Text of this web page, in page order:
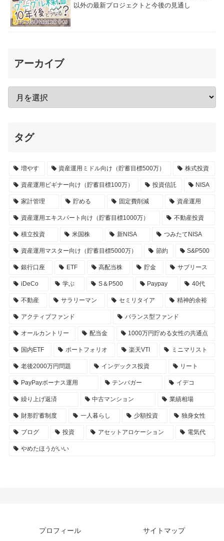
以外の最新プロジェクトと今後の見通し
アーカイブ
タグ
増やす 資産運用ミドル向け（貯蓄目標500万） 株式投資
資産運用ビギナー向け（貯蓄目標100万） 投資信託 NISA
家計管理 貯める 固定費削減 資産運用
資産運用エキスパート向け（貯蓄目標1000万） 不動産投資
積立投資 米国株 新NISA つみたてNISA
資産運用マスター向け（貯蓄目標5000万） 節約 S&P500
銀行口座 ETF 高配当株 貯金 サブリース
iDeCo 学ぶ S＆P500 Paypay 40代
不動産 サラリーマン セミリタイア 精神的余裕
アクティブファンド バランス型ファンド
オールカントリー 配当金 1000万円貯める女性の共通点
国内ETF ポートフォリオ 楽天VTI ミニマリスト
老後2000万円問題 インデックス投資 リート
PayPayボーナス運用 テンバガー イデコ
繰り上げ返済 中古マンション 業績相場
財形貯蓄制度 一人暮らし 少額投資 独身女性
ブログ 投資 アセットアロケーション 電気代
やめたほうがいい
プロフィール サイトマップ